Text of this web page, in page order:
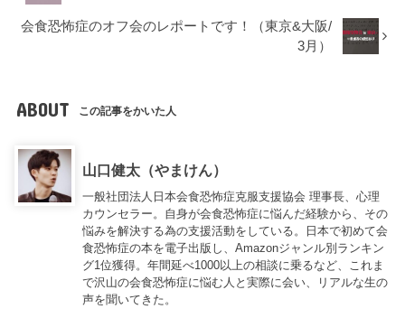
会食恐怖症のオフ会のレポートです！（東京&大阪/
3月）
ABOUT この記事をかいた人
山口健太（やまけん）
一般社団法人日本会食恐怖症克服支援協会 理事長、心理
カウンセラー。自身が会食恐怖症に悩んだ経験から、その
悩みを解決する為の支援活動をしている。日本で初めて会
食恐怖症の本を電子出版し、Amazonジャンル別ランキン
グ1位獲得。年間延べ1000以上の相談に乗るなど、これま
で沢山の会食恐怖症に悩む人と実際に会い、リアルな生の
声を聞いてきた。